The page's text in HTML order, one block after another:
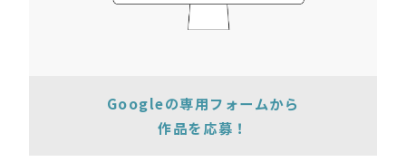
Googleの専用フォームから
作品を応募！